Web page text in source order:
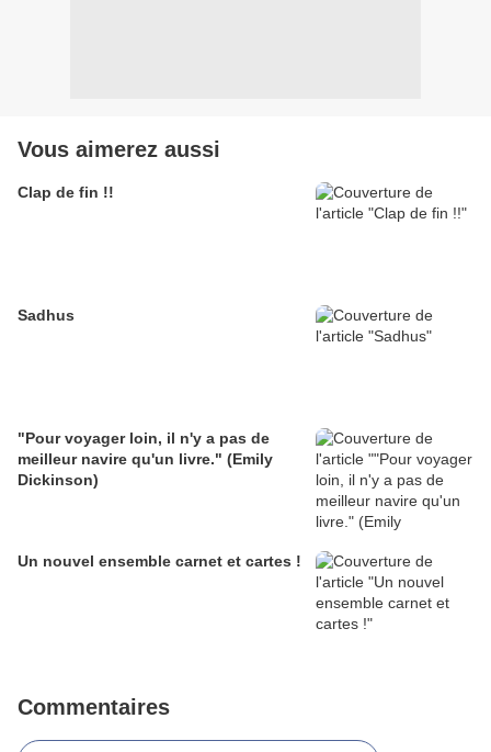
Vous aimerez aussi
Clap de fin !!
Sadhus
"Pour voyager loin, il n'y a pas de
meilleur navire qu'un livre." (Emily
Dickinson)
Un nouvel ensemble carnet et cartes !
Commentaires